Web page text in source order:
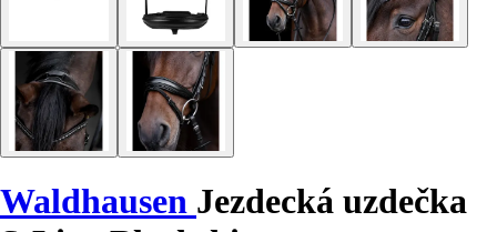
Waldhausen Jezdecká uzdečka